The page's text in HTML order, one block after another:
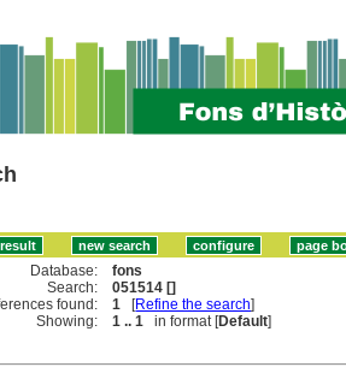
Database:
fons
Search:
051514 []
found:
1 [Refine the search]
Showing:
1 .. 1 in format [Default]